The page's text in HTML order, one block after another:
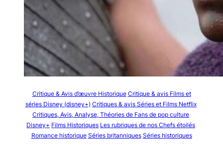
Critique & Avis d’œuvre Historique Critique & avis Films et
séries Disney (disney+) Critiques & avis Séries et Films Netflix
Critiques, Avis, Analyse, Théories de Fans de pop culture
Disney+ Films Historiques Les rubriques de nos Chefs étoilés
Romance historique Séries britanniques Séries historiques